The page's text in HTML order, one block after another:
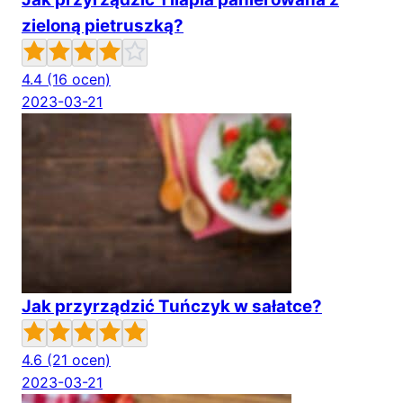
zieloną pietruszką?
4.4 (16 ocen)
2023-03-21
Jak przyrządzić Tuńczyk w sałatce?
4.6 (21 ocen)
2023-03-21